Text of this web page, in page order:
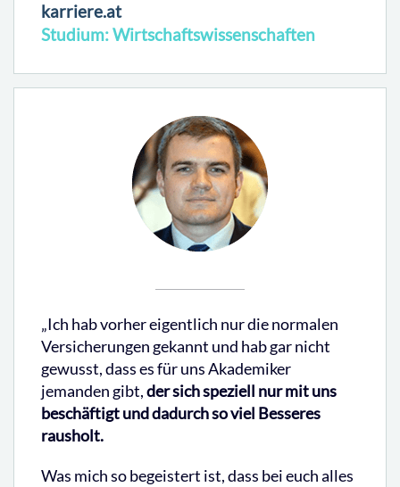
karriere.at
Studium: Wirtschaftswissenschaften
„Ich hab vorher eigentlich nur die normalen
Versicherungen gekannt und hab gar nicht
gewusst, dass es für uns Akademiker
jemanden gibt,der sich speziell nur mit uns
beschäftigt und dadurch so viel Besseres
rausholt.
Was mich so begeistert ist, dass bei euch alles